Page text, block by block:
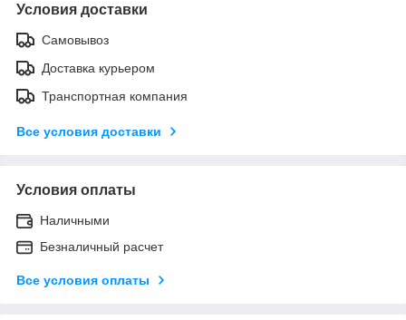
Условия доставки
Самовывоз
Доставка курьером
Транспортная компания
Все условия доставки
Условия оплаты
Наличными
Безналичный расчет
Все условия оплаты